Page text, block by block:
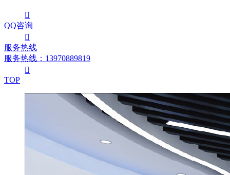

QQ咨询

服务热线
服务热线：‭13970889819

TOP